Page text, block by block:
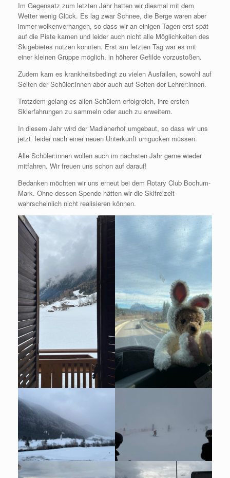
Im Gegensatz zum letzten Jahr hatten wir diesmal mit dem
Wetter wenig Glück. Es lag zwar Schnee, die Berge waren aber
immer wolkenverhangen, so dass wir an einigen Tagen erst spät
auf die Piste kamen und leider auch nicht alle Möglichkeiten des
Skigebietes nutzen konnten. Erst am letzten Tag war es mit
einer kleinen Gruppe möglich, in höherer Gefilde vorzustoßen.
Zudem kam es krankheitsbedingt zu vielen Ausfällen, sowohl auf
Seiten der Schüler:innen aber auch auf Seiten der Lehrer:innen.
Trotzdem gelang es allen Schülern erfolgreich, ihre ersten
Skierfahrungen zu sammeln oder auch zu erweitern.
In diesem Jahr wird der Madlanerhof umgebaut, so dass wir uns
jetzt leider nach einer neuen Unterkunft umgucken müssen.
Alle Schüler:innen wollen auch im nächsten Jahr gerne wieder
mitfahren. Wir freuen uns schon auf darauf!
Bedanken möchten wir uns erneut bei dem Rotary Club Bochum-
Mark. Ohne dessen Spende hätten wir die Skifreizeit
wahrscheinlich nicht realisieren können.